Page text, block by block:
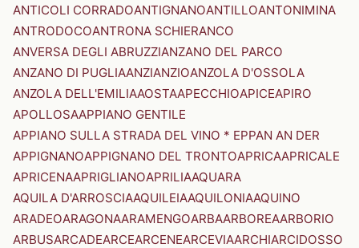
ANTICOLI CORRADOANTIGNANOANTILLOANTONIMINA
ANTRODOCOANTRONA SCHIERANCO
ANVERSA DEGLI ABRUZZIANZANO DEL PARCO
ANZANO DI PUGLIAANZIANZIOANZOLA D'OSSOLA
ANZOLA DELL'EMILIAAOSTAAPECCHIOAPICEAPIRO
APOLLOSAAPPIANO GENTILE
APPIANO SULLA STRADA DEL VINO * EPPAN AN DER
APPIGNANOAPPIGNANO DEL TRONTOAPRICAAPRICALE
APRICENAAPRIGLIANOAPRILIAAQUARA
AQUILA D'ARROSCIAAQUILEIAAQUILONIAAQUINO
ARADEOARAGONAARAMENGOARBAARBOREAARBORIO
ARBUSARCADEARCEARCENEARCEVIAARCHIARCIDOSSO